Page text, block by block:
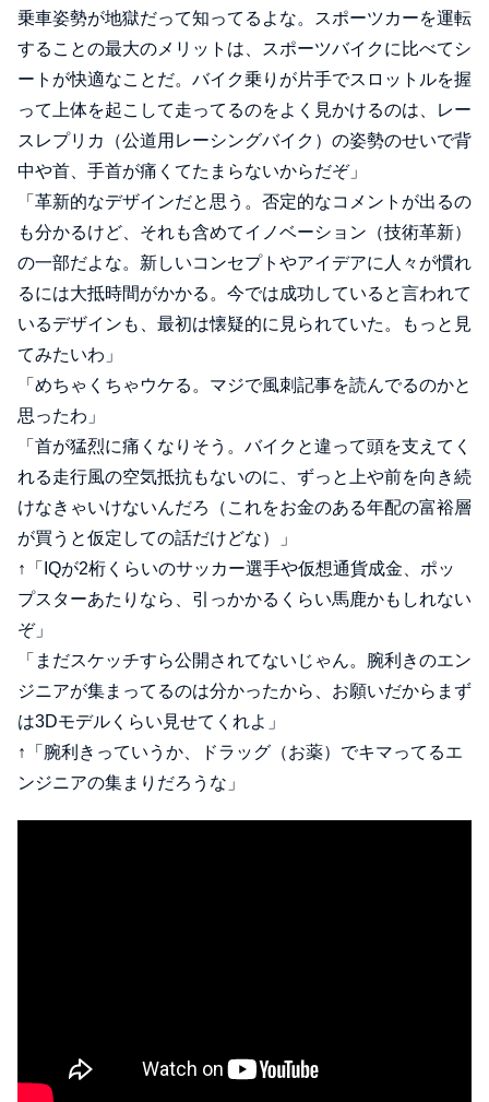
乗車姿勢が地獄だって知ってるよな。スポーツカーを運転
することの最大のメリットは、スポーツバイクに比べてシ
ートが快適なことだ。バイク乗りが片手でスロットルを握
って上体を起こして走ってるのをよく見かけるのは、レー
スレプリカ（公道用レーシングバイク）の姿勢のせいで背
中や首、手首が痛くてたまらないからだぞ」
「革新的なデザインだと思う。否定的なコメントが出るの
も分かるけど、それも含めてイノベーション（技術革新）
の一部だよな。新しいコンセプトやアイデアに人々が慣れ
るには大抵時間がかかる。今では成功していると言われて
いるデザインも、最初は懐疑的に見られていた。もっと見
てみたいわ」
「めちゃくちゃウケる。マジで風刺記事を読んでるのかと
思ったわ」
「首が猛烈に痛くなりそう。バイクと違って頭を支えてく
れる走行風の空気抵抗もないのに、ずっと上や前を向き続
けなきゃいけないんだろ（これをお金のある年配の富裕層
が買うと仮定しての話だけどな）」
↑「IQが2桁くらいのサッカー選手や仮想通貨成金、ポッ
プスターあたりなら、引っかかるくらい馬鹿かもしれない
ぞ」
「まだスケッチすら公開されてないじゃん。腕利きのエン
ジニアが集まってるのは分かったから、お願いだからまず
は3Dモデルくらい見せてくれよ」
↑「腕利きっていうか、ドラッグ（お薬）でキマってるエ
ンジニアの集まりだろうな」